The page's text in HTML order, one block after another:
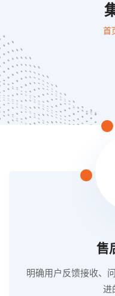
首
售
明确用户反馈接收、
进